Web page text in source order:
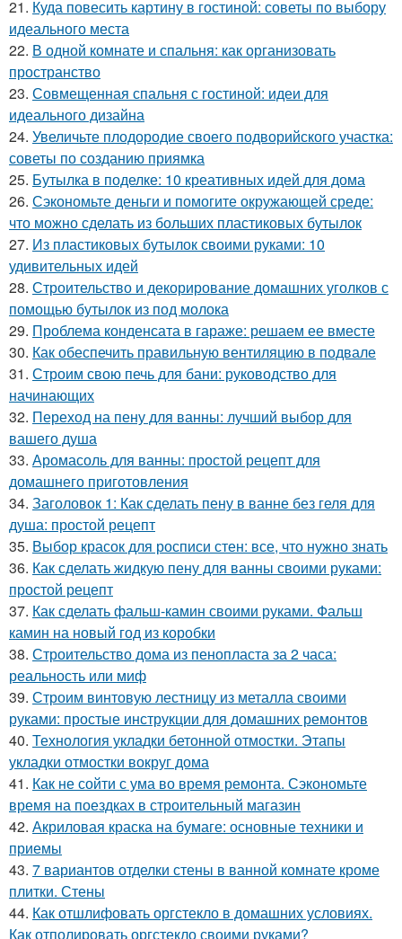
21. Куда повесить картину в гостиной: советы по выбору
идеального места
22. В одной комнате и спальня: как организовать
пространство
23. Совмещенная спальня с гостиной: идеи для
идеального дизайна
24. Увеличьте плодородие своего подворийского участка:
советы по созданию приямка
25. Бутылка в поделке: 10 креативных идей для дома
26. Сэкономьте деньги и помогите окружающей среде:
что можно сделать из больших пластиковых бутылок
27. Из пластиковых бутылок своими руками: 10
удивительных идей
28. Строительство и декорирование домашних уголков с
помощью бутылок из под молока
29. Проблема конденсата в гараже: решаем ее вместе
30. Как обеспечить правильную вентиляцию в подвале
31. Строим свою печь для бани: руководство для
начинающих
32. Переход на пену для ванны: лучший выбор для
вашего душа
33. Аромасоль для ванны: простой рецепт для
домашнего приготовления
34. Заголовок 1: Как сделать пену в ванне без геля для
душа: простой рецепт
35. Выбор красок для росписи стен: все, что нужно знать
36. Как сделать жидкую пену для ванны своими руками:
простой рецепт
37. Как сделать фальш-камин своими руками. Фальш
камин на новый год из коробки
38. Строительство дома из пенопласта за 2 часа:
реальность или миф
39. Строим винтовую лестницу из металла своими
руками: простые инструкции для домашних ремонтов
40. Технология укладки бетонной отмостки. Этапы
укладки отмостки вокруг дома
41. Как не сойти с ума во время ремонта. Сэкономьте
время на поездках в строительный магазин
42. Акриловая краска на бумаге: основные техники и
приемы
43. 7 вариантов отделки стены в ванной комнате кроме
плитки. Стены
44. Как отшлифовать оргстекло в домашних условиях.
Как отполировать оргстекло своими руками?